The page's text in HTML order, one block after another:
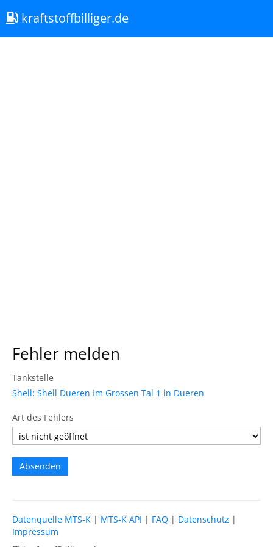
kraftstoffbilliger.de
Fehler melden
Tankstelle
Shell: Shell Dueren Im Grossen Tal 1 in Dueren
Art des Fehlers
Datenquelle MTS-K | MTS-K API | FAQ | Datenschutz |
Impressum